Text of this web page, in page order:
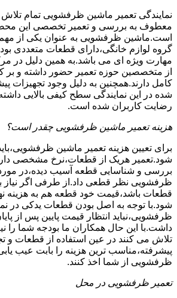
نمایندگی تعمیر ماشین ظرفشویی تمام
معطوف به بررسی و تعمیر تخصصی این
است.ماشین ظرفشویی به عنوان یکی از
گروه لوازم خانگی،دارای قطعات متعددی
مهارت ویژه ای می باشد.به همین دلیل در
از متخصصین حوزه تعمیر حضور داشته و بر
کامل دارند.همچنین به دلیل وجود تجهیزات
شده در این نمایندگی سطح کیفی بالایی
رضایت کاربران شده است.
هزینه تعمیر ماشین ظرفشویی چقدر است؟
برای تعیین هزینه تعمیر ماشین
شود.تعمیر هریک از قطعات،نرخ مشخصی
بررسی و شناسایی قطعه آسیب دیده،در
ظرفشویی نظر قطعی داد.از طرفی اگر نیاز
قطعات باشد،قیمت خود قطعه هم به هزینه
شود.با توجه به اصل بودن قطعات یدکی در
ظرفشویی،نباید انتظار قیمت پایین پس از
داشت.با این حال همکاران ما بودجه شما را
تلاش می کنند در عین استفاده از قطعات و
پیشرفته،مناسب ترین هزینه را بابت عیب
ظرفشویی از شما اخذ کنند.
تعمیر ظرفشویی در محل